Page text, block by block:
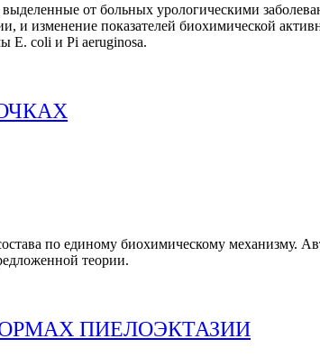
от больных урологическими
изменение показателей биохимической
Е. coli и Pi aeruginosa.
по единому биохимическому механизму.
теории.
ПИЕЛОЭКТАЗИИ